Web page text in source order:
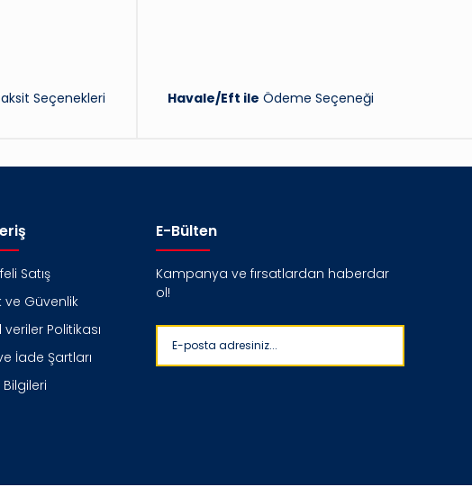
Seçenekleri Havale/Eft ile Ödeme Seçeneği
Satış
ve Güvenlik
veriler Politikası
İade Şartları
Bilgileri
E-Bülten
Kampanya ve fırsatlardan haberdar
ol!